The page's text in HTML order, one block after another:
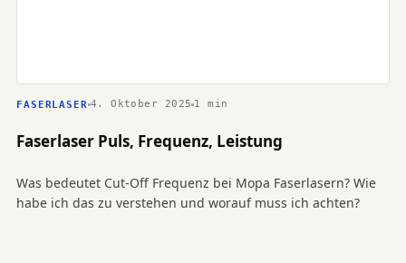
FASERLASER 4. Oktober 2025 1 min
Faserlaser Puls, Frequenz, Leistung
Was bedeutet Cut-Off Frequenz bei Mopa Faserlasern? Wie
habe ich das zu verstehen und worauf muss ich achten?